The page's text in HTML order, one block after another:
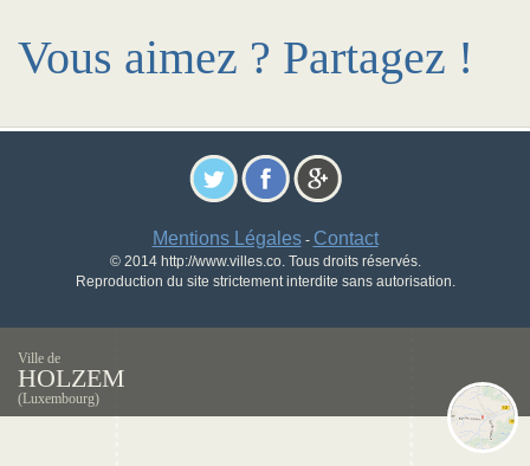
Vous aimez ? Partagez !
Mentions Légales- Contact
© 2014 http://www.villes.co. Tous droits réservés.
Reproduction du site strictement interdite sans autorisation.
Ville de
HOLZEM
(Luxembourg)